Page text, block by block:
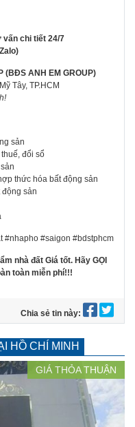
vấn chi tiết 24/7
(BĐS ANH EM GROUP)
Tây, TP.HCM
sản
đổi sổ
thức hóa bất động sản
động sản
#nhapho #saigon #bdstphcm
ẩm nhà đất Giá tốt. Hãy GỌ
toàn miễn phí!!!
Chia sẻ tin này:
HỒ CHÍ MINH
GIÁ THỎA THUẬN